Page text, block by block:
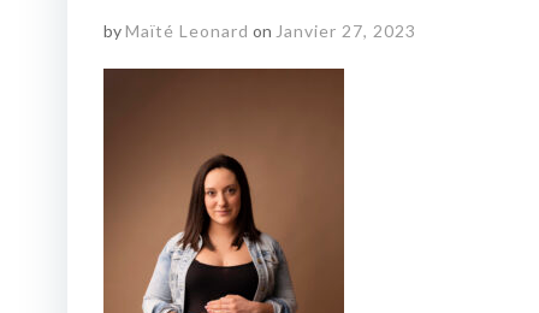
byMaïté Leonard on Janvier 27, 2023